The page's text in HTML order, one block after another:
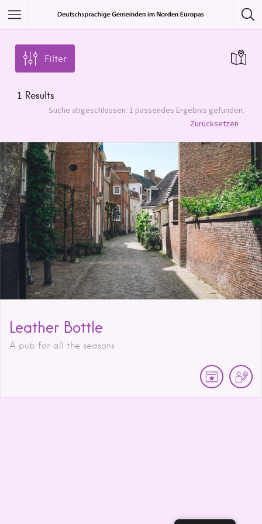
Featured Listings
Category
Filter
1 Results
Suche abgeschlossen. 1 passendes Ergebnis gefunden.
Zurücksetzen
Leather Bottle
A pub for all the seasons